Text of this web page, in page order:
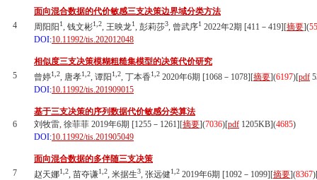
4
面向混合数据的代价敏感三支决策边界域分类方法
周阳阳 1, 钱文彬1,2, 王映龙1, 彭莉莎3, 曾武序1 2022年2期 [411－419][摘要](
DOI:10.11992/tis.202012048
5
相似度三支决策模糊粗糙集模型的决策代价研究
曾婷1,2, 唐孝1,2, 谭阳 1,2, 丁本香1,2 2020年6期 [1068－1078][摘要](6197)[pdf
DOI:10.11992/tis.201909015
6
基于三支决策的序列数据代价敏感分类算法
刘牧雷, 徐菲菲 2019年6期 [1255－1261][摘要](7036)[pdf 1205KB](4685)
DOI:10.11992/tis.201905049
7
面向混合数据的多伴随三支决策
赵天娜1,2, 苗夺谦1,2, 米据生3, 张远健1,2 2019年6期 [1092－1099][摘要](8367)